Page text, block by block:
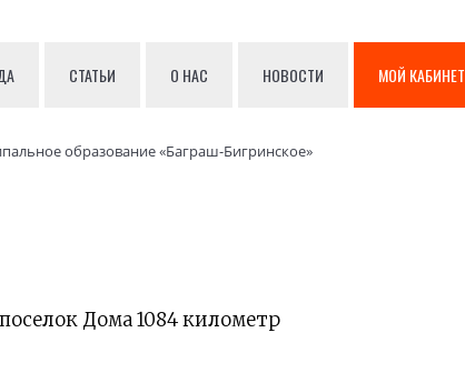
СТАТЬИ О НАС НОВОСТИ МОЙ КАБИНЕТ
образование «Баграш-Бигринское»
Дома 1084 километр